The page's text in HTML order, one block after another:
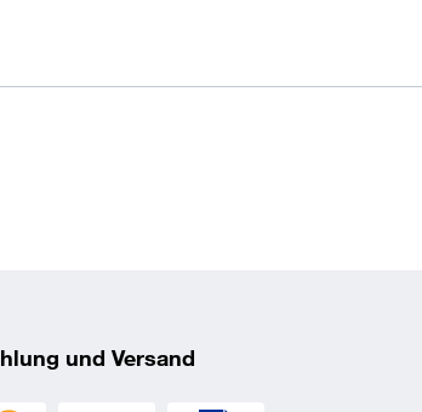
und Versand